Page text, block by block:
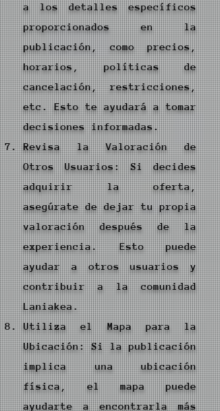
a los detalles específicos
proporcionados en la
publicación, como precios,
horarios, políticas de
cancelación, restricciones,
etc. Esto te ayudará a tomar
decisiones informadas.
Revisa la Valoración de
Otros Usuarios: Si decides
adquirir la oferta,
asegúrate de dejar tu propia
valoración después de la
experiencia. Esto puede
ayudar a otros usuarios y
contribuir a la comunidad
Laniakea.
Utiliza el Mapa para la
Ubicación: Si la publicación
implica una ubicación
física, el mapa puede
ayudarte a encontrarla más